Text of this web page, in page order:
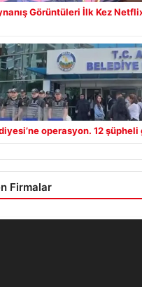
Görüntüleri İlk Kez
operasyon. 12 şüpheli
Firmalar